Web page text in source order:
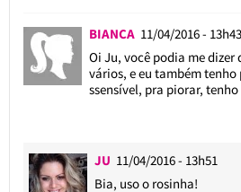
BIANCA 11/04/2016 - 13h43
Oi Ju, você podia me dizer
vários, e eu também tenho
ssensível, pra piorar,
JU 11/04/2016 - 13h51
Bia, uso o rosinha!